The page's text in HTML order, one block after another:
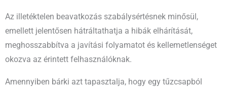
Az illetéktelen beavatkozás szabálysértésnek minősül,
emellett jelentősen hátráltathatja a hibák elhárítását,
meghosszabbítva a javítási folyamatot és kellemetlenséget
okozva az érintett felhasználóknak.
Amennyiben bárki azt tapasztalja, hogy egy tűzcsapból